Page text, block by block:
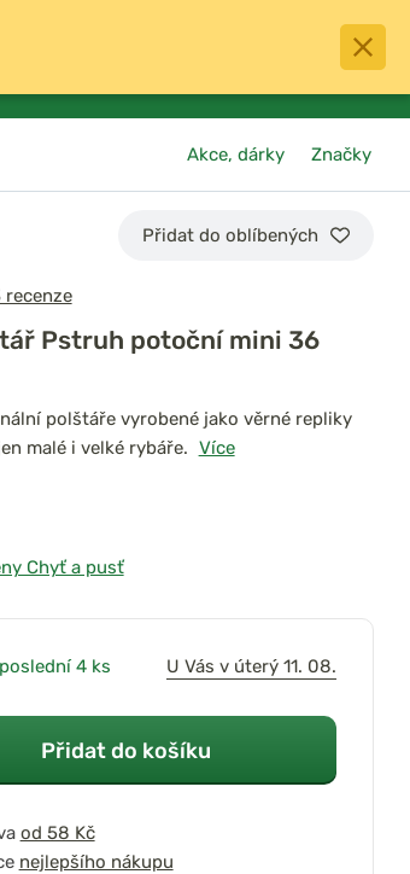
0
košík
Akce, dárky Značky
Přidat do oblíbených
recenze
Pstruh potoční mini 36
polštáře vyrobené jako věrné repliky
malé i velké rybáře. Více
Chyť a pusť
poslední 4 ks U Vás v úterý 11. 08.
Přidat do košíku
od 58 Kč
nejlepšího nákupu